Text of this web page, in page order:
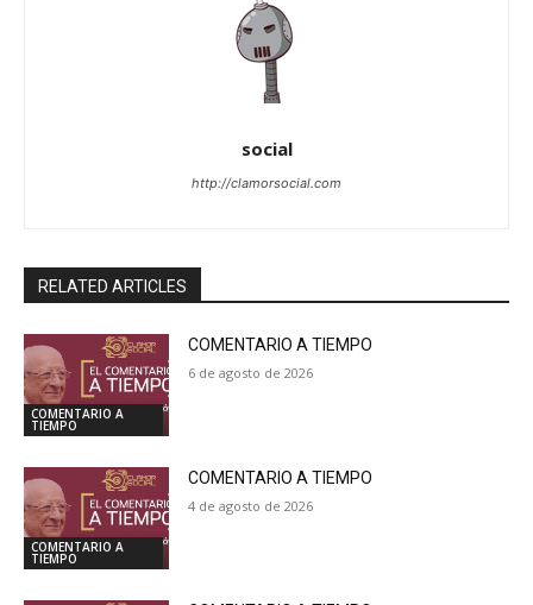
social
http://clamorsocial.com
RELATED ARTICLES
COMENTARIO A
TIEMPO
COMENTARIO A TIEMPO
6 de agosto de 2026
COMENTARIO A
TIEMPO
COMENTARIO A TIEMPO
4 de agosto de 2026